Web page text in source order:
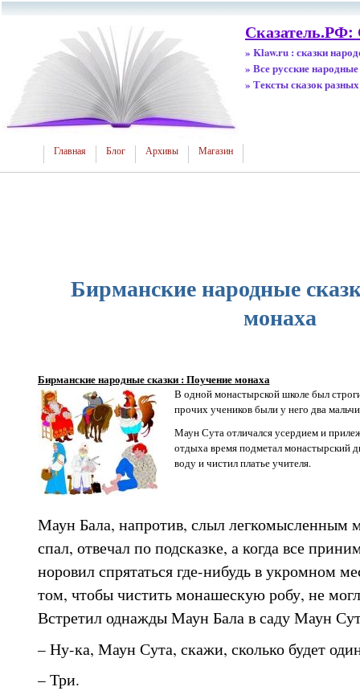
Сказатель.РФ:
» Klaw.ru : сказки
» Все русские народные
» Тексты сказок
Главная Блог Архивы Магазин
Бирманские народные
монаха
Бирманские народные сказки : Поучение монаха
В одной монастырской школе был
прочих учеников были у него два
Маун Сута отличался усердием и
отдыха время подметал монастырский
воду и чистил платье учителя.
Маун Бала, напротив, слыл легкомысленным
спал, отвечал по подсказке, а когда все
норовил спрятаться где-нибудь в укромном
том, чтобы чистить монашескую робу, не
Встретил однажды Маун Бала в саду Маун
– Ну-ка, Маун Сута, скажи, сколько будет
– Три.